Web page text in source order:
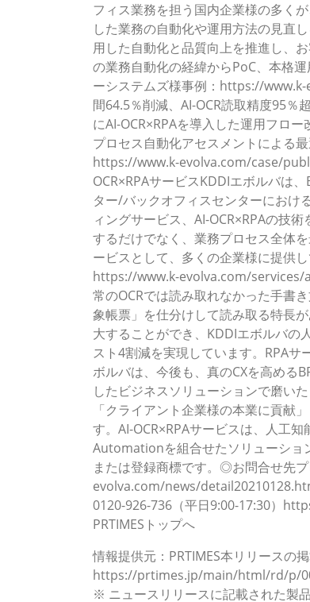
フィス業務を担う国内企業様の多く
した業務の自動化や運用方法の見直
用した自動化と品質向上を推進し、
の業務自動化の経緯からPoC、本格
ーシステムズ様事例：https://
間64.5％削減、AI-OCR読取精度95％
にAI-OCR×RPAを導入した運用フロ
プロセス自動化アセスメントによる
https://www.k-evolva.com/case/
OCR×RPAサービスKDDIエボルバは
ター/バックオフィスセンターにおけ
ィングサービス、AI-OCR×RPAの技
するだけでなく、業務プロセス全体
ービスとして、多くの企業様に提供
https://www.k-evolva.com/services/
常のOCRでは読み取れなかった手書
象帳票」を仕分けして読み取る特長
大することができ、KDDIエボルバの
スト4割減を実現しています。RPA
ボルバは、今後も、真のCXを高める
したビジネスソリューションで磨い
「クライアント企業様の本業に貢献
す。AI-OCR×RPAサービスは、人工
Automationを組合せたソリューショ
または登録商標です。◎お問合せ先
evolva.com/news/
0120-926-736（平日9:00-17:30）
PRTIMESトップへ
情報提供元：PRTIMES本リリースの掲
https://prtimes.jp/main/html/rd/p/
※ ニュースリリースに記載された製